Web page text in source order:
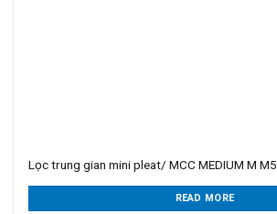
Lọc trung gian mini pleat/ MCC MEDIUM M M5
READ MORE